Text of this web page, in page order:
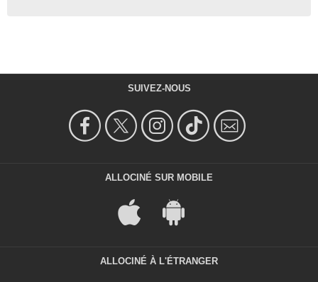
SUIVEZ-NOUS
ALLOCINÉ SUR MOBILE
ALLOCINÉ À L'ÉTRANGER